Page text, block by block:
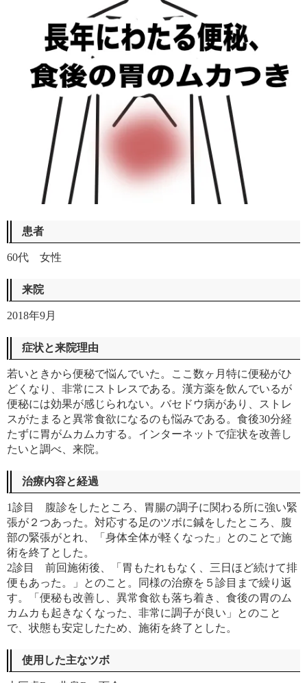
患者
60代 女性
来院
2018年9月
症状と来院理由
若いときから便秘で悩んでいた。ここ数ヶ月特に便秘がひ
どくなり、非常にストレスである。漢方薬を飲んでいるが
便秘には効果が感じられない。バセドウ病があり、ストレ
スがたまると異常食欲になるのも悩みである。食後30分経
たずに胃がムカムカする。インターネットで症状を改善し
たいと調べ、来院。
治療内容と経過
1診目 腹診をしたところ、胃腸の調子に関わる所に強い緊
張が２つあった。対応する足のツボに鍼をしたところ、腹
部の緊張がとれ、「身体全体が軽くなった」とのことで施
術を終了とした。
2診目 前回施術後、「胃もたれもなく、三日ほど続けて排
便もあった。」とのこと。同様の治療を５診目まで繰り返
す。「便秘も改善し、異常食欲も落ち着き、食後の胃のム
カムカも起きなくなった、非常に調子が良い」とのこと
で、状態も安定したため、施術を終了とした。
使用した主なツボ